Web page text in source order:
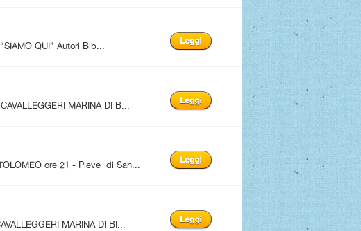
QUI” Autori Bib...
MARINA DI B...
ore 21 - Pieve di San...
MARINA DI BI...